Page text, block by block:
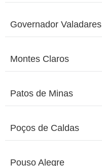
Governador Valadares
Montes Claros
Patos de Minas
Poços de Caldas
Pouso Alegre